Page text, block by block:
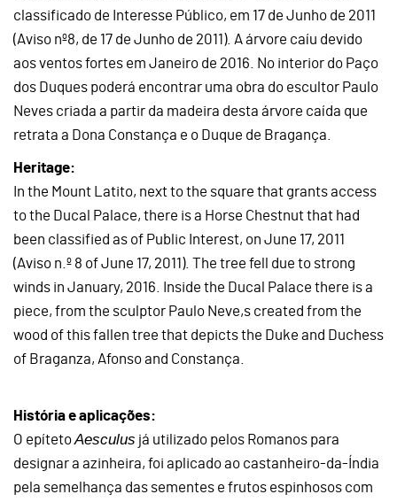
classificado de Interesse Público, em 17 de Junho de 2011
(Aviso nº8, de 17 de Junho de 2011). A árvore caíu devido
aos ventos fortes em Janeiro de 2016. No interior do Paço
dos Duques poderá encontrar uma obra do escultor Paulo
Neves criada a partir da madeira desta árvore caída que
retrata a Dona Constança e o Duque de Bragança.
Heritage:
In the Mount Latito, next to the square that grants access
to the Ducal Palace, there is a Horse Chestnut that had
been classified as of Public Interest, on June 17, 2011
(Aviso n.º 8 of June 17, 2011). The tree fell due to strong
winds in January, 2016. Inside the Ducal Palace there is a
piece, from the sculptor Paulo Neve,s created from the
wood of this fallen tree that depicts the Duke and Duchess
of Braganza, Afonso and Constança.
História e aplicações:
O epítetoAesculus já utilizado pelos Romanos para
designar a azinheira, foi aplicado ao castanheiro-da-Índia
pela semelhança das sementes e frutos espinhosos com